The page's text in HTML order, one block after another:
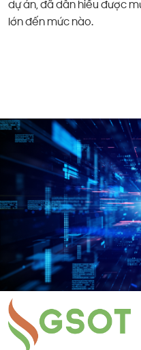
dự án, đã dần hiểu được
lớn đến mức nào.